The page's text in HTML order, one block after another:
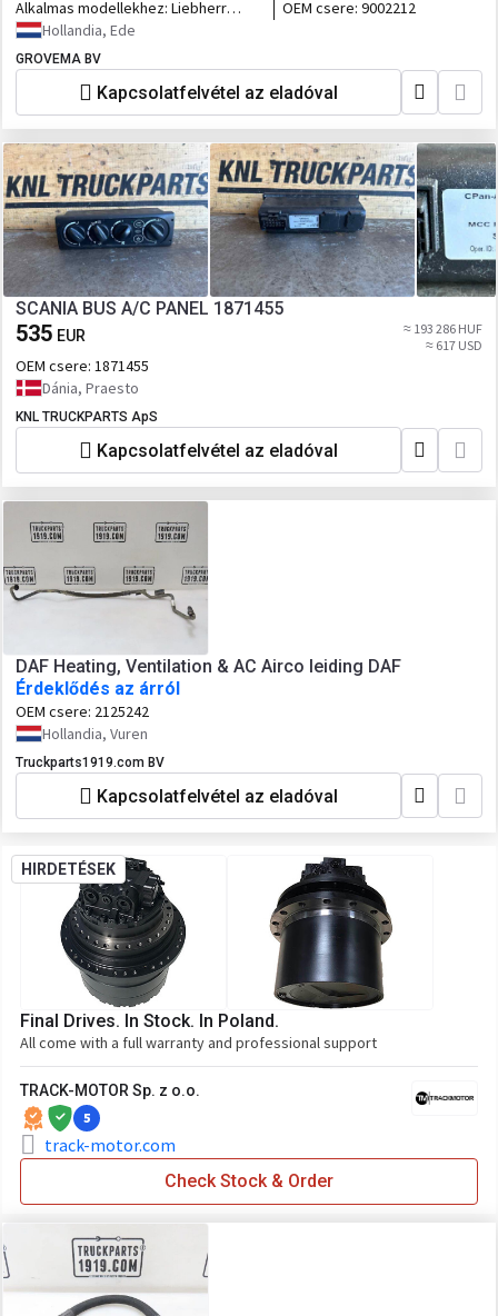
Alkalmas modellekhez: Liebherr
A900C
OEM csere: 9002212
Hollandia, Ede
GROVEMA BV
Kapcsolatfelvétel az eladóval
SCANIA BUS A/C PANEL 1871455
535 EUR
≈ 193 286 HUF
≈ 617 USD
OEM csere: 1871455
Dánia, Praesto
KNL TRUCKPARTS ApS
Kapcsolatfelvétel az eladóval
DAF Heating, Ventilation & AC Airco leiding DAF
Érdeklődés az árról
OEM csere: 2125242
Hollandia, Vuren
Truckparts1919.com BV
Kapcsolatfelvétel az eladóval
HIRDETÉSEK
Final Drives. In Stock. In Poland.
All come with a full warranty and professional support
TRACK-MOTOR Sp. z o.o.
5
track-motor.com
Check Stock & Order